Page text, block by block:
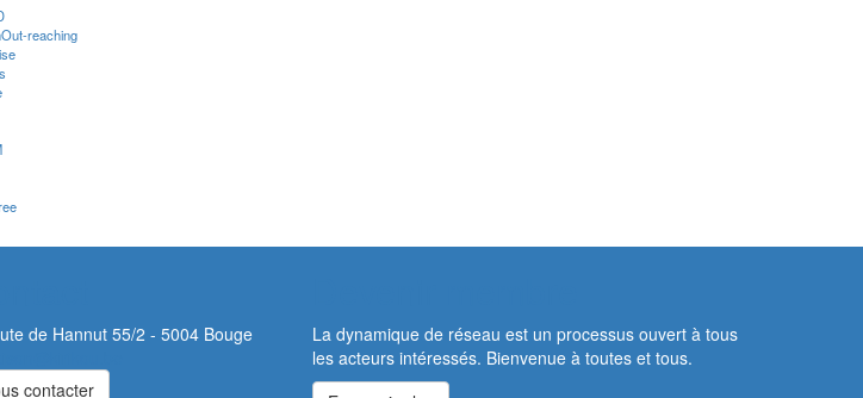
reaching
de Hannut 55/2 - 5004 Bouge
contacter
La dynamique de réseau est un processus ouvert à tous
les acteurs intéressés. Bienvenue à toutes et tous.